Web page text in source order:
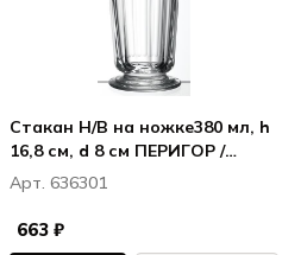
Стакан H/B на ножке380 мл, h
16,8 см, d 8 см ПЕРИГОР /
PERIGORD
Арт. 636301
663 ₽